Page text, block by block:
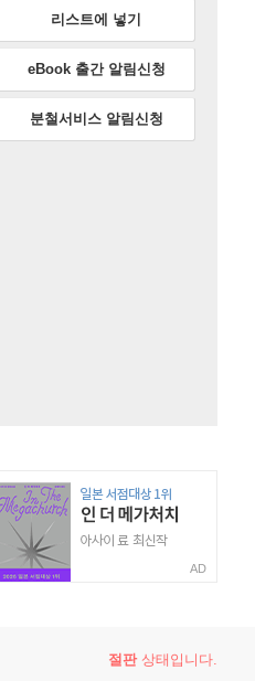
리스트에 넣기
eBook 출간 알림신청
분철서비스 알림신청
AD
절판상태입니다.